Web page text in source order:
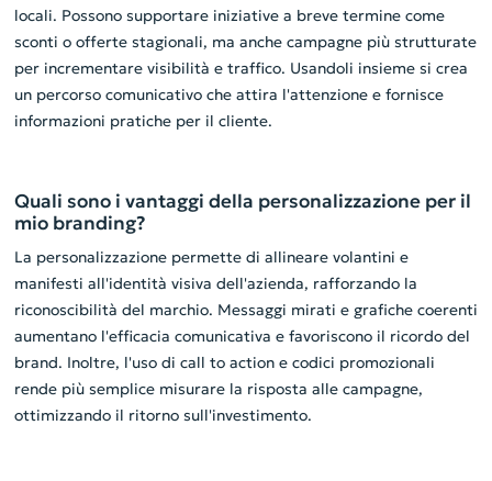
locali. Possono supportare iniziative a breve termine come
sconti o offerte stagionali, ma anche campagne più strutturate
per incrementare visibilità e traffico. Usandoli insieme si crea
un percorso comunicativo che attira l'attenzione e fornisce
informazioni pratiche per il cliente.
Quali sono i vantaggi della personalizzazione per il
mio branding?
La personalizzazione permette di allineare volantini e
manifesti all'identità visiva dell'azienda, rafforzando la
riconoscibilità del marchio. Messaggi mirati e grafiche coerenti
aumentano l'efficacia comunicativa e favoriscono il ricordo del
brand. Inoltre, l'uso di call to action e codici promozionali
rende più semplice misurare la risposta alle campagne,
ottimizzando il ritorno sull'investimento.